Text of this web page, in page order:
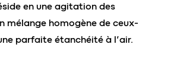
en une agitation des
mélange homogène de ceux-
parfaite étanchéité à l’air.